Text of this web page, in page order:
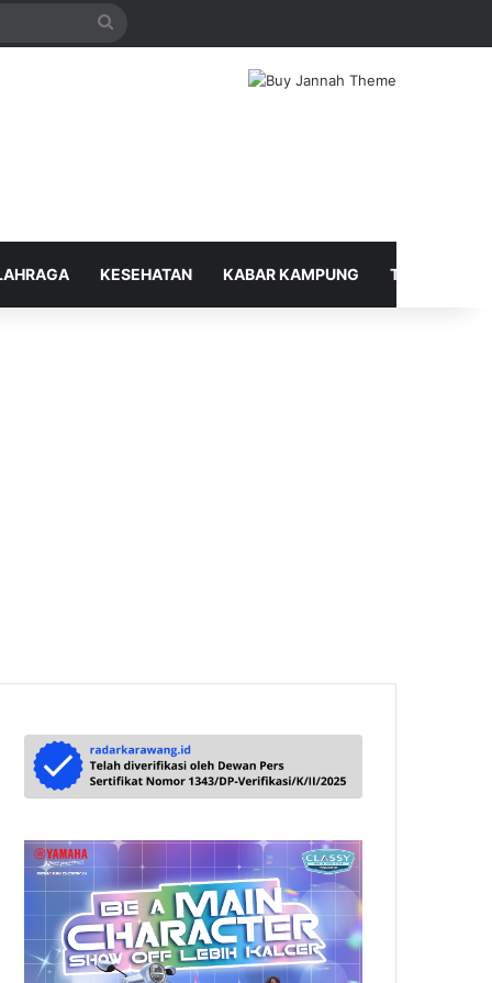
Search
KESEHATAN KABAR KAMPUNG TELUSUR